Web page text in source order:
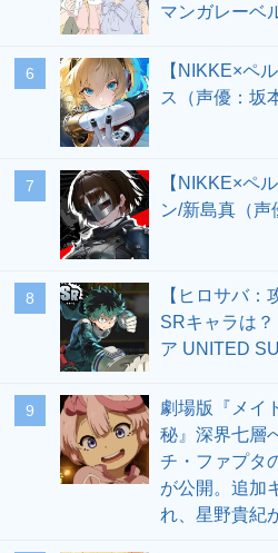
マンガレーベ
6
【NIKKE×ペ
ス（声優：坂
7
【NIKKE×ペ
ン/新島真（声
8
【ヒロサバ：
SRキャラは
ア UNITED
9
劇場版『メイ
秘』深界七層
チ・ファプタ
が公開。追加
れ、星野貴紀